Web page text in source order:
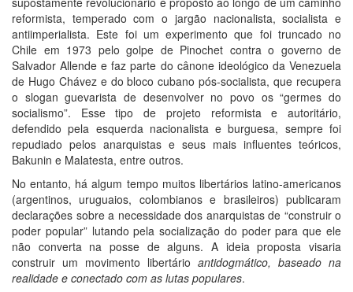
reformista, temperado com o jargão nacionalista, socialista e
antiimperialista. Este foi um experimento que foi truncado no
Chile em 1973 pelo golpe de Pinochet contra o governo de
Salvador Allende e faz parte do cânone ideológico da Venezuela
de Hugo Chávez e do bloco cubano pós-socialista, que recupera
o slogan guevarista de desenvolver no povo os “germes do
socialismo”. Esse tipo de projeto reformista e autoritário,
defendido pela esquerda nacionalista e burguesa, sempre foi
repudiado pelos anarquistas e seus mais influentes teóricos,
Bakunin e Malatesta, entre outros.
No entanto, há algum tempo muitos libertários latino-americanos
(argentinos, uruguaios, colombianos e brasileiros) publicaram
declarações sobre a necessidade dos anarquistas de “construir o
poder popular” lutando pela socialização do poder para que ele
não converta na posse de alguns. A ideia proposta visaria
construir um movimento libertário antidogmático, baseado na
realidade e conectado com as lutas populares.